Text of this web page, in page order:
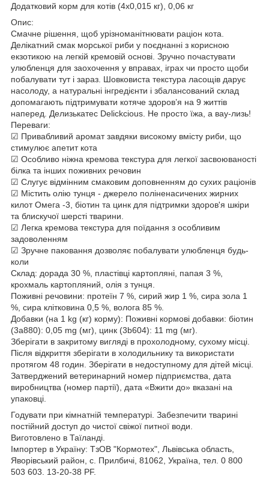
Додатковий корм для котів (4х0,015 кг), 0,06 кг
Опис:
Смачне рішення, щоб урізноманітнювати раціон кота.
Делікатний смак морської риби у поєднанні з корисною
екзотикою на легкій кремовій основі. Зручно почастувати
улюбленця для заохочення у вправах, іграх чи просто щоби
побалувати тут і зараз. Шовковиста текстура ласощів дарує
насолоду, а натуральні інгредієнти і збалансований склад
допомагають підтримувати котяче здоров’я на 9 життів
наперед. Делизькатес Delickcious. Не просто їжа, а вау-лизь!
Переваги:
☑ Привабливий аромат завдяки високому вмісту риби, що
стимулює апетит кота
☑ Особливо ніжна кремова текстура для легкої засвоюваності
білка та інших поживних речовин
☑ Слугує відмінним смаковим доповненням до сухих раціонів
☑ Містить олію тунця - джерело поліненасичених жирних
килот Омега -3, біотин та цинк для підтримки здоров'я шкіри
та блискучої шерсті тварини.
☑ Легка кремова текстура для поїдання з особливим
задоволенням
☑ Зручне паковання дозволяє побалувати улюбленця будь-
коли
Склад: дорада 30 %, пластівці картопляні, папая 3 %,
крохмаль картопляний, олія з тунця.
Поживні речовини: протеїн 7 %, сирий жир 1 %, сира зола 1
%, сира клітковина 0,5 %, волога 85 %.
Добавки (на 1 kg (кг) корму): Поживні кормові добавки: біотин
(3a880): 0,05 mg (мг), цинк (3b604): 11 mg (мг).
Зберігати в закритому вигляді в прохолодному, сухому місці.
Після відкриття зберігати в холодильнику та використати
протягом 48 годин. Зберігати в недоступному для дітей місці.
Затверджений ветеринарний номер підприємства, дата
виробництва (номер партії), дата «Вжити до» вказані на
упаковці.
Годувати при кімнатній температурі. Забезпечити тварині
постійний доступ до чистої свіжої питної води.
Виготовлено в Таїланді.
Імпортер в Україну: ТзОВ "Кормотех", Львівська область,
Яворівський район, с. Прилбичі, 81062, Україна, тел. 0 800
503 603. 13-20-38 PF.